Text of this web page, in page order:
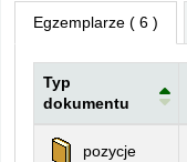
Egzemplarze ( 6 )
Egzemplarze
Typ
dokumentu
pozycje